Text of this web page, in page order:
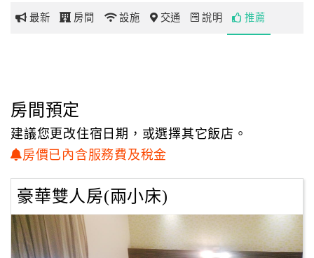
玩
地
圖
顧
務
顧
The hotel is 5 minutes away from Liuhe Night Market, 20
the hotel.
The guest room has a flat-screen TV, ice box, and tea room
facilities.
utensils, and a Japanese blower.
The hotel offers daily breakfast meals on the wireless
network.
最新 房間 設施 交通 說明 推薦
房間預定
建議您更改住宿日期，或選擇其它飯店。
房價已內含服務費及稅金
豪華雙人房(兩小床)